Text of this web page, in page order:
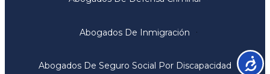
Abogados De Inmigración
Abogados De Seguro Social Por Discapacidad